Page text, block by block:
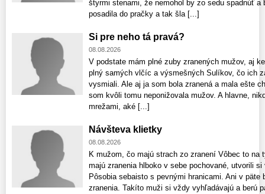
štyrmi stenami, že nemohol by zo sedu spadnúť
posadila do pračky a tak šla [...]
Si pre neho tá pravá?
08.08.2026
V podstate mám plné zuby zranených mužov, aj
plný samých vlčíc a výsmešných Sulíkov, čo ich
vysmiali. Ale aj ja som bola zranená a mala ešte
som kvôli tomu neponižovala mužov. A hlavne,
mrežami, aké [...]
Návšteva klietky
08.08.2026
K mužom, čo majú strach zo zranení Vôbec to na
majú zranenia hlboko v sebe pochované, utvorili
Pôsobia sebaisto s pevnými hranicami. Ani v päte
zranenia. Takíto muži si vždy vyhľadávajú a berú